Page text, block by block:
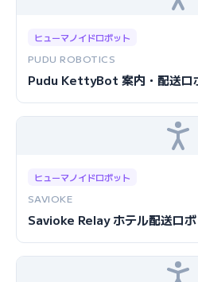
ヒューマノイドロボット
PUDU ROBOTICS
Pudu KettyBot 案内・配送ロ
ヒューマノイドロボット
SAVIOKE
Savioke Relay ホテル配送ロ